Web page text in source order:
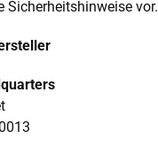
Sicherheitshinweise vor.